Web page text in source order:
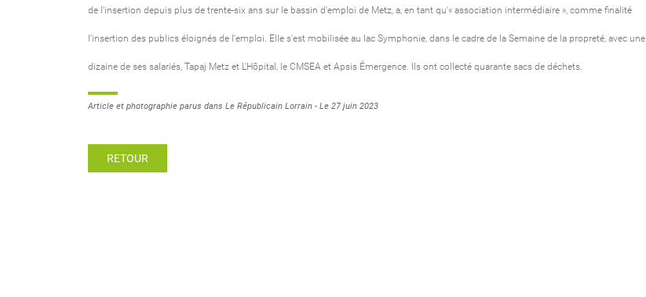
de l'insertion depuis plus de trente-six ans sur le bassin d'emploi de Metz, a, en tant qu'« association intermédiaire », comme finalité
l'insertion des publics éloignés de l'emploi. Elle s'est mobilisée au lac Symphonie, dans le cadre de la Semaine de la propreté, avec une
dizaine de ses salariés, Tapaj Metz et L'Hôpital, le CMSEA et Apsis Émergence. Ils ont collecté quarante sacs de déchets.
Article et photographie parus dans Le Républicain Lorrain - Le 27 juin 2023
RETOUR